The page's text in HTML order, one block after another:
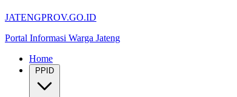
JATENGPROV.GO.ID
Portal Informasi Warga Jateng
Home
PPID